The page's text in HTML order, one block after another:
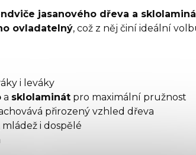
jasanového dřeva a
ovladatelný, což z něj činí ideální
i leváky
a sklolaminát pro maximální pružnost
přirozený vzhled dřeva
i dospělé